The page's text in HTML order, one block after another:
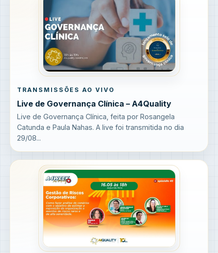
TRANSMISSÕES AO VIVO
Live de Governança Clínica – A4Quality
Live de Governança Clínica, feita por Rosangela
Catunda e Paula Nahas. A live foi transmitida no dia
29/08...